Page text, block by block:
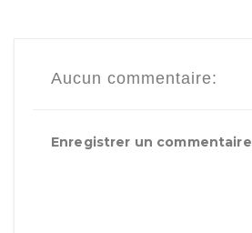
Aucun commentaire:
Enregistrer un commentaire